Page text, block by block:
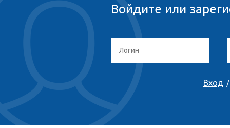
Войдите или
Вход /